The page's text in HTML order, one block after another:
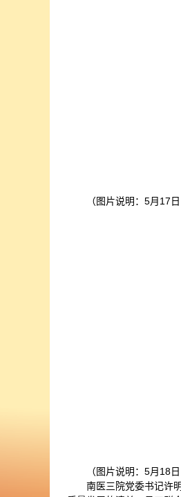
（图片说明：5月17
（图片说明：5月18
南医三院党委书记许